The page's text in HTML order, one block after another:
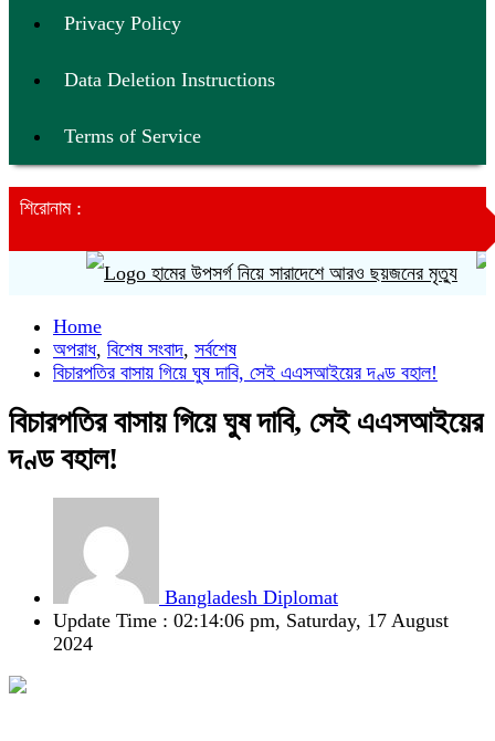
Privacy Policy
Data Deletion Instructions
Terms of Service
শিরোনাম :
হামের উপসর্গ নিয়ে সারাদেশে আরও ছয়জনের মৃত্যু
Home
অপরাধ, বিশেষ সংবাদ, সর্বশেষ
বিচারপতির বাসায় গিয়ে ঘুষ দাবি, সেই এএসআইয়ের দণ্ড বহাল!
বিচারপতির বাসায় গিয়ে ঘুষ দাবি, সেই এএসআইয়ের
দণ্ড বহাল!
Bangladesh Diplomat
Update Time : 02:14:06 pm, Saturday, 17 August
2024